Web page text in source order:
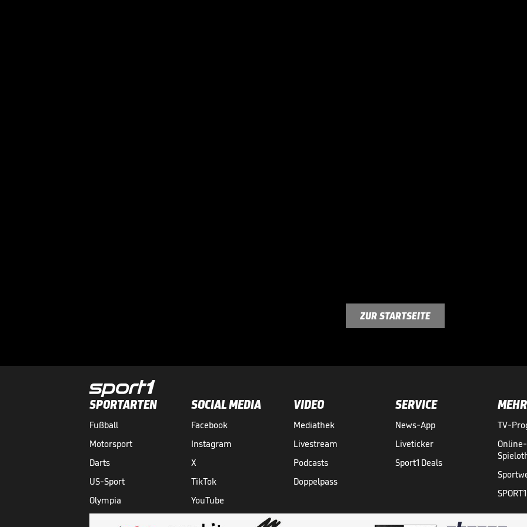
ZUR STARTSEITE
SPORTARTEN
Fußball
Motorsport
Darts
US-Sport
Olympia
SOCIAL MEDIA
Facebook
Instagram
X
TikTok
YouTube
VIDEO
Mediathek
Livestream
Podcasts
Doppelpass
SERVICE
News-App
Liveticker
Sport1 Deals
MEHR
TV-